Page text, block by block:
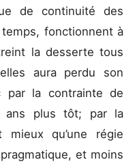
de continuité des
temps, fonctionnent à
la desserte tous
aura perdu son
par la contrainte de
ans plus tôt; par la
qu’une régie
et moins